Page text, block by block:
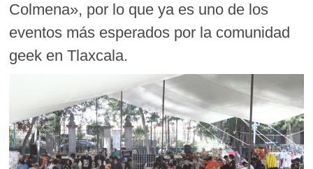
Colmena», por lo que ya es uno de los
eventos más esperados por la comunidad
geek en Tlaxcala.